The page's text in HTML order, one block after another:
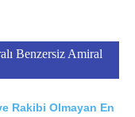
Benzersiz Amiral
Rakibi Olmayan En